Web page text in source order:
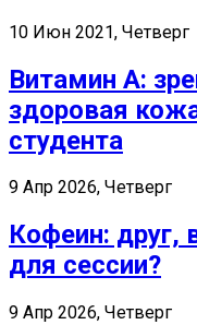
10 Июн 2021, Четверг
Витамин А:
здоровая
студента
9 Апр 2026, Четверг
Кофеин: друг,
для сессии?
9 Апр 2026, Четверг